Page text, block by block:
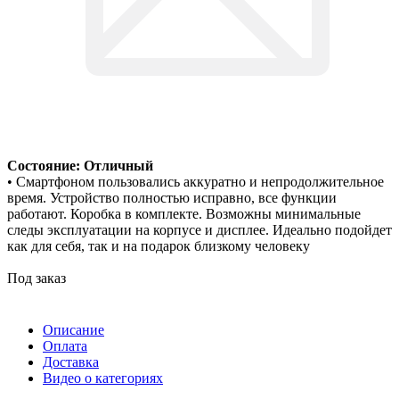
Состояние: Отличный
• Смартфоном пользовались аккуратно и непродолжительное
время. Устройство полностью исправно, все функции
работают. Коробка в комплекте. Возможны минимальные
следы эксплуатации на корпусе и дисплее. Идеально подойдет
как для себя, так и на подарок близкому человеку
Под заказ
Описание
Оплата
Доставка
Видео о категориях